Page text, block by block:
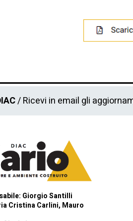
/ Ricevi in email gli
Giorgio Santilli
Cristina Carlini, Mauro